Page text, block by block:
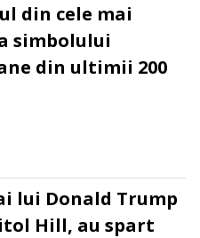
din cele mai
simbolului
din ultimii 200
lui Donald Trump
Hill, au spart